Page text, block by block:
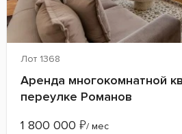
Лот 1368
Аренда многокомнатной
переулке Романов
1 800 000 ₽/ мес